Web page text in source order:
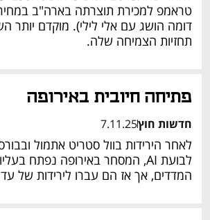
תחזיות הצמיחה שלה.
פתיחה חיובית באירופה
חדשות חוץ7.11.25
המדדים, אך אז הם עברו לירידות של עד 0.4%.